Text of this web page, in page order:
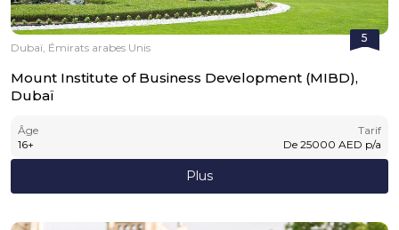
5
Dubaï, Émirats arabes Unis
Mount Institute of Business Development (MIBD),
Dubaï
Âge
16+
Tarif
De 25000 AED p/a
Plus